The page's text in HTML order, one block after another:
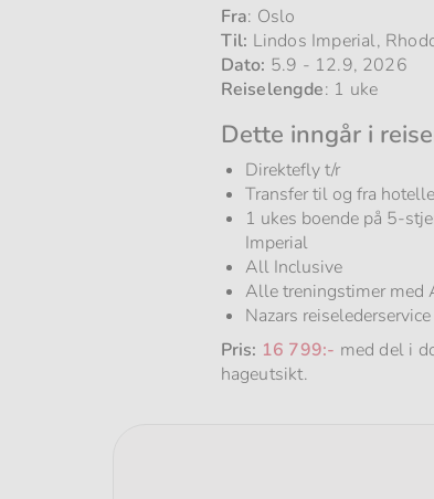
Fra: Oslo
Til: Lindos Imperial,
Dato: 5.9 - 12.9, 2026
Reiselengde: 1 uke
Dette inngår i
Direktefly t/r
Transfer til og fra
1 ukes boende på 5-
Imperial
All Inclusive
Alle treningstimer med
Nazars reiselederservice
Pris: 16 799:- med del i
hageutsikt.